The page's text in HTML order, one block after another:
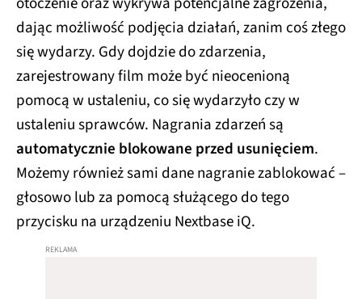
dając możliwość podjęcia działań, zanim coś złego
się wydarzy. Gdy dojdzie do zdarzenia,
zarejestrowany film może być nieocenioną
pomocą w ustaleniu, co się wydarzyło czy w
ustaleniu sprawców. Nagrania zdarzeń są
automatycznie blokowane przed usunięciem.
Możemy również sami dane nagranie zablokować –
głosowo lub za pomocą służącego do tego
przycisku na urządzeniu Nextbase iQ.